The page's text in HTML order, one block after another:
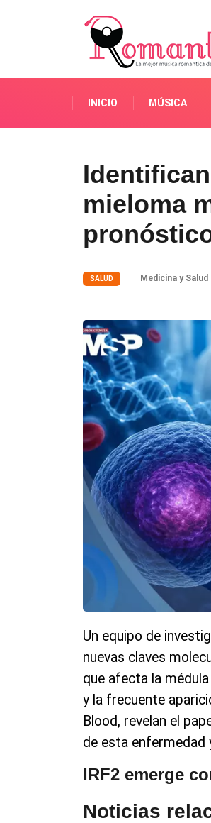
INICIO MÚSICA
mieloma
SALUD Medicina y Salud
Un equipo de
nuevas claves
que afecta la
y la frecuente
Blood, revelan el
de esta enfermedad
IRF2 emerge
Noticias